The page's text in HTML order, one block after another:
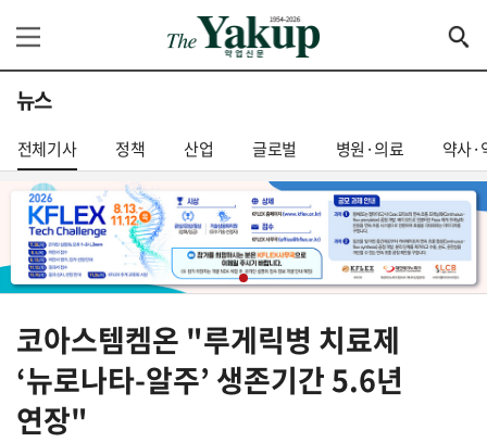
뉴스
전체기사 정책 산업 글로벌 병원·의료 약사·
코아스템켐온 "루게릭병 치료제
‘뉴로나타-알주’ 생존기간 5.6년
연장"